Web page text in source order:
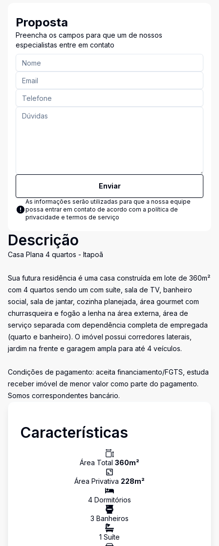
Proposta
Preencha os campos para que um de nossos
especialistas entre em contato
Enviar
As informações serão utilizadas para que a nossa equipe
possa entrar em contato de acordo com a política de
privacidade e termos de serviço
Descrição
Casa Plana 4 quartos - Itapoã
Sua futura residência é uma casa construída em lote de 360m²
com 4 quartos sendo um com suíte, sala de TV, banheiro
social, sala de jantar, cozinha planejada, área gourmet com
churrasqueira e fogão a lenha na área externa, área de
serviço separada com dependência completa de empregada
(quarto e banheiro). O imóvel possui corredores laterais,
jardim na frente e garagem ampla para até 4 veículos.
Condições de pagamento: aceita financiamento/FGTS, estuda
receber imóvel de menor valor como parte do pagamento.
Somos correspondentes bancário.
Características
Área Total 360m²
Área Privativa 228m²
4 Dormitórios
3 Banheiros
1 Suíte